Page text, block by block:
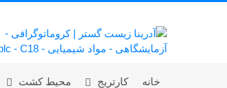
خانه کارتریج محیط کشت